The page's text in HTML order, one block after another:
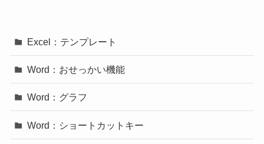
Excel：テンプレート
Word：おせっかい機能
Word：グラフ
Word：ショートカットキー